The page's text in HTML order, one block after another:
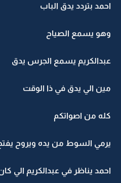
احمد بتردد يدق الباب
وهو يسمع الصياح
عبدالكريم يسمع الجرس يدق
مين الي يدق في ذا الوقت
كله من اصواتكم
يرمي السوط من يده ويروح
احمد يناظر في عبدالكريم الي